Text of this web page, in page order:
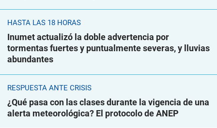
HASTA LAS 18 HORAS
Inumet actualizó la doble advertencia por
tormentas fuertes y puntualmente severas, y lluvias
abundantes
RESPUESTA ANTE CRISIS
¿Qué pasa con las clases durante la vigencia de una
alerta meteorológica? El protocolo de ANEP